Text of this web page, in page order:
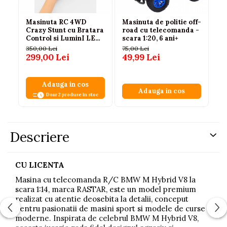
Masinuta RC 4WD
Crazy Stunt cu Bratara
Control si LuminI LED
Portocaliu 14 ani+
350,00 Lei
299,00 Lei
Adauga in cos
Doar 2 produse in stoc
Masinuta de politie off-
road cu telecomanda -
scara 1:20, 6 ani+
75,00 Lei
49,99 Lei
Adauga in cos
Descriere
CU LICENTA
Masina cu telecomanda R/C BMW M Hybrid V8 la
scara 1:14, marca RASTAR, este un model premium
realizat cu atentie deosebita la detalii, conceput
pentru pasionatii de masini sport si modele de curse
moderne. Inspirata de celebrul BMW M Hybrid V8,